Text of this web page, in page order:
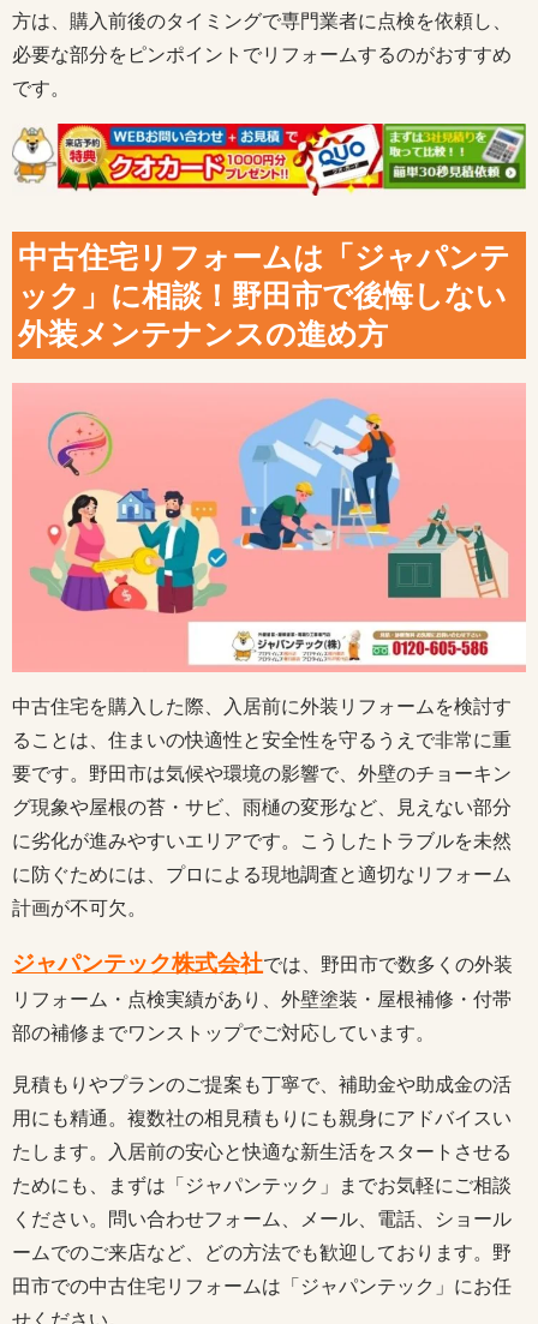
方は、購入前後のタイミングで専門業者に点検を依頼し、
必要な部分をピンポイントでリフォームするのがおすすめ
です。
中古住宅リフォームは「ジャパンテ
ック」に相談！野田市で後悔しない
外装メンテナンスの進め方
中古住宅を購入した際、入居前に外装リフォームを検討す
ることは、住まいの快適性と安全性を守るうえで非常に重
要です。野田市は気候や環境の影響で、外壁のチョーキン
グ現象や屋根の苔・サビ、雨樋の変形など、見えない部分
に劣化が進みやすいエリアです。こうしたトラブルを未然
に防ぐためには、プロによる現地調査と適切なリフォーム
計画が不可欠。
ジャパンテック株式会社では、野田市で数多くの外装
リフォーム・点検実績があり、外壁塗装・屋根補修・付帯
部の補修までワンストップでご対応しています。
見積もりやプランのご提案も丁寧で、補助金や助成金の活
用にも精通。複数社の相見積もりにも親身にアドバイスい
たします。入居前の安心と快適な新生活をスタートさせる
ためにも、まずは「ジャパンテック」までお気軽にご相談
ください。問い合わせフォーム、メール、電話、ショール
ームでのご来店など、どの方法でも歓迎しております。野
田市での中古住宅リフォームは「ジャパンテック」にお任
せください。